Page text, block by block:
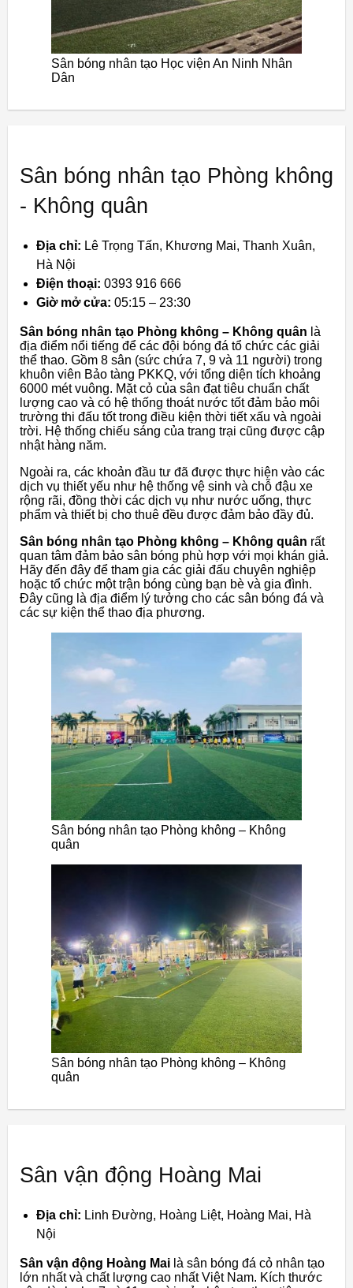
Sân bóng nhân tạo Học viện An Ninh Nhân
Dân
Sân bóng nhân tạo Phòng không
- Không quân
Địa chỉ: Lê Trọng Tấn, Khương Mai, Thanh Xuân,
Hà Nội
Điện thoại: 0393 916 666
Giờ mở cửa: 05:15 – 23:30
Sân bóng nhân tạo Phòng không – Không quân là
địa điểm nổi tiếng để các đội bóng đá tổ chức các giải
thể thao. Gồm 8 sân (sức chứa 7, 9 và 11 người) trong
khuôn viên Bảo tàng PKKQ, với tổng diện tích khoảng
6000 mét vuông. Mặt cỏ của sân đạt tiêu chuẩn chất
lượng cao và có hệ thống thoát nước tốt đảm bảo môi
trường thi đấu tốt trong điều kiện thời tiết xấu và ngoài
trời. Hệ thống chiếu sáng của trang trại cũng được cập
nhật hàng năm.
Ngoài ra, các khoản đầu tư đã được thực hiện vào các
dịch vụ thiết yếu như hệ thống vệ sinh và chỗ đậu xe
rộng rãi, đồng thời các dịch vụ như nước uống, thực
phẩm và thiết bị cho thuê đều được đảm bảo đầy đủ.
Sân bóng nhân tạo Phòng không – Không quân rất
quan tâm đảm bảo sân bóng phù hợp với mọi khán giả.
Hãy đến đây để tham gia các giải đấu chuyên nghiệp
hoặc tổ chức một trận bóng cùng bạn bè và gia đình.
Đây cũng là địa điểm lý tưởng cho các sân bóng đá và
các sự kiện thể thao địa phương.
Sân bóng nhân tạo Phòng không – Không
quân
Sân bóng nhân tạo Phòng không – Không
quân
Sân vận động Hoàng Mai
Địa chỉ: Linh Đường, Hoàng Liệt, Hoàng Mai, Hà
Nội
Sân vận động Hoàng Mai là sân bóng đá cỏ nhân tạo
lớn nhất và chất lượng cao nhất Việt Nam. Kích thước